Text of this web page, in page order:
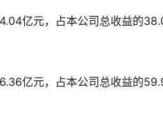
亿元，占本公司总收益的
亿元，占本公司总收益的